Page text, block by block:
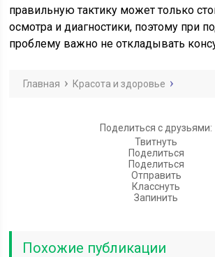
правильную тактику может только
осмотра и диагностики, поэтому при
проблему важно не откладывать
Главная Красота и здоровье
Поделиться с друзьями:
Твитнуть
Поделиться
Поделиться
Отправить
Класснуть
Запинить
Похожие публикации